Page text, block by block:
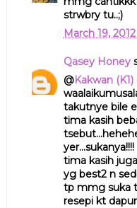
strwbry tu..;)
March 19,
Qasey Honey
@Kakwan
takutnye bile
tima kasih
yer...sukanya!!!!
tima kasih
yg best2 n
tp mmg suka
resepi kt dapur